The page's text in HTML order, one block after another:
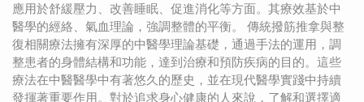
應用於舒緩壓力、改善睡眠、促進消化等方面。其療效基於中
醫學的經絡、氣血理論，強調整體的平衡。 傳統撥筋推拿與整
復相關療法擁有深厚的中醫學理論基礎，通過手法的運用，調
整患者的身體結構和功能，達到治療和預防疾病的目的。這些
療法在中醫醫學中有著悠久的歷史，並在現代醫學實踐中持續
發揮著重要作用。對於追求身心健康的人來說，了解和選擇適